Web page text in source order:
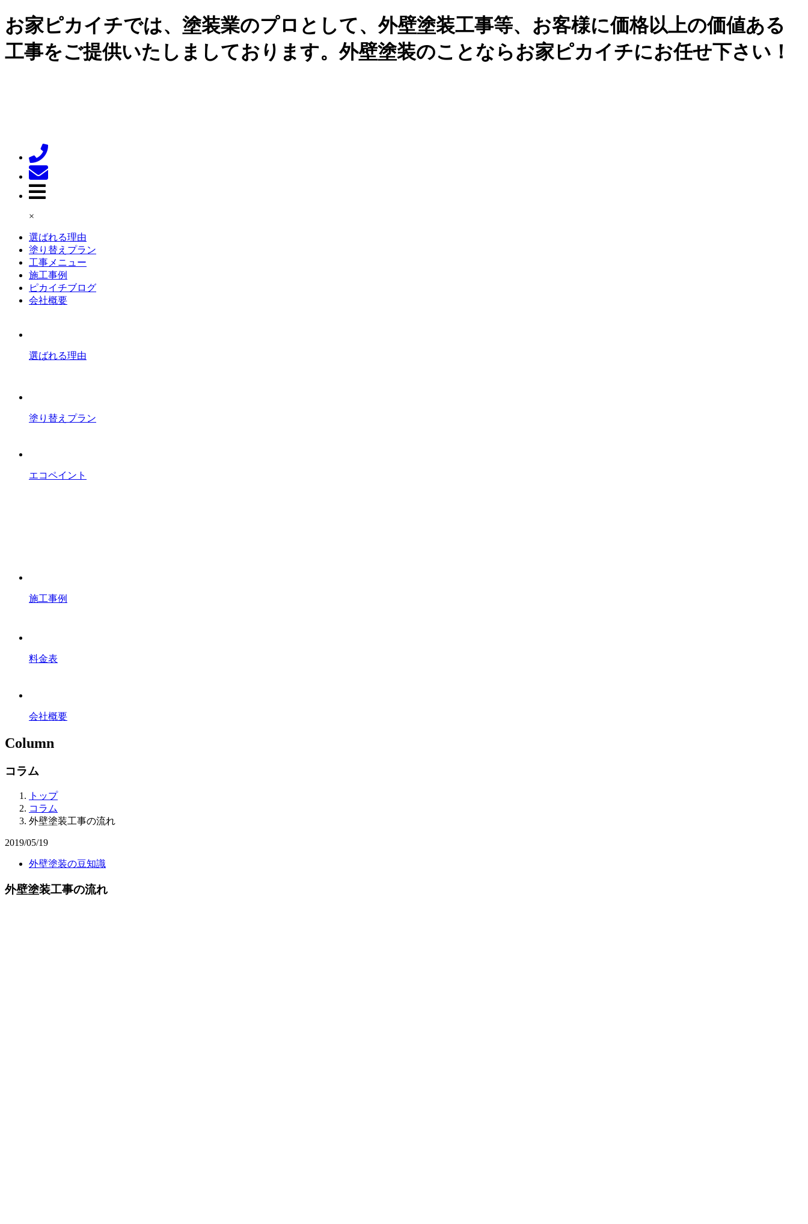
お家ピカイチでは、塗装業のプロとして、外壁塗装工事等、お客様に価格以上の価値ある
工事をご提供いたしましております。外壁塗装のことならお家ピカイチにお任せ下さい！
×
選ばれる理由
塗り替えプラン
工事メニュー
施工事例
ピカイチブログ
会社概要
選ばれる理由
塗り替えプラン
エコペイント
施工事例
料金表
会社概要
Column
コラム
トップ
コラム
外壁塗装工事の流れ
2019/05/19
外壁塗装の豆知識
外壁塗装工事の流れ